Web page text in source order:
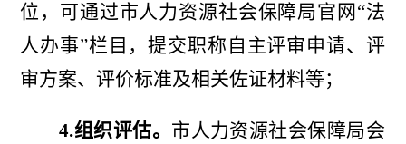
位，可通过市人力资源社会保障局官网 “法
人办事”栏目，提交职称自主评审申请、评
审方案、评价标准及相关佐证材料等；
4.组织评估。 市人力资源社会保障局会